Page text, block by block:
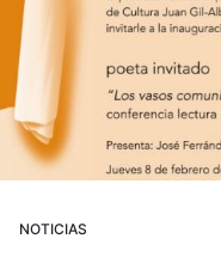
NOTICIAS